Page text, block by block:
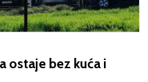
ostaje bez kuća i